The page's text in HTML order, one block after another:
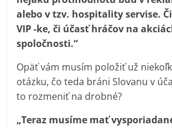
alebo v tzv. hospitality servise.
VIP -ke, či účasť hráčov na
spoločnosti.“
Opäť vám musím položiť už
otázku, čo teda bráni Slovanu v
to rozmeniť na drobné?
„Teraz musíme mať